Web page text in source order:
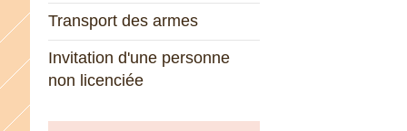
Transport des armes
Invitation d'une personne
non licenciée